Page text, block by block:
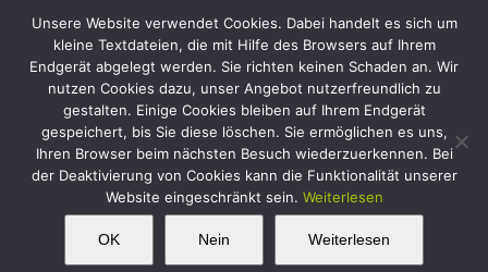
24
25 27 28
« Juli
Copyright 2019 Biogärtner Ploberger | Alle Rechte vorbehalten
FacebookInstagram
TwitterYouTube
This website uses cookies and third party
Unsere Website verwendet Cookies. Dabei handelt es sich um
kleine Textdateien, die mit Hilfe des Browsers auf Ihrem
Endgerät abgelegt werden. Sie richten keinen Schaden an. Wir
nutzen Cookies dazu, unser Angebot nutzerfreundlich zu
gestalten. Einige Cookies bleiben auf Ihrem Endgerät
gespeichert, bis Sie diese löschen. Sie ermöglichen es uns,
Ihren Browser beim nächsten Besuch wiederzuerkennen. Bei
der Deaktivierung von Cookies kann die Funktionalität unserer
Website eingeschränkt sein. Weiterlesen
OK Nein Weiterlesen